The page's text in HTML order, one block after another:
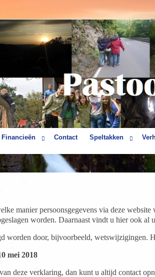
Financieën Contact Speltakken
manier persoonsgegevens via deze
worden. Daarnaast vindt u hier ook
door, bijvoorbeeld, wetswijzigingen.
mei 2018
deze verklaring, dan kunt u altijd contact